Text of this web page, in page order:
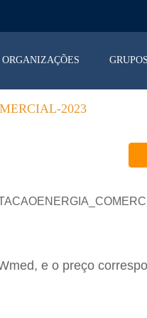
ORGANIZAÇÕES GRUPOS
2023
e o preço